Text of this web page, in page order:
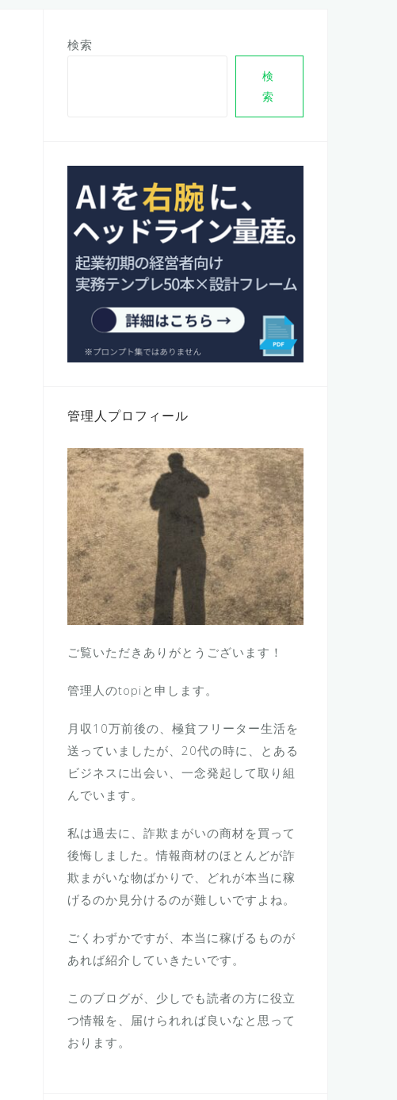
検索
検
索
管理人プロフィール
ご覧いただきありがとうございます！
管理人のtopiと申します。
月収10万前後の、極貧フリーター生活を
送っていましたが、20代の時に、とある
ビジネスに出会い、一念発起して取り組
んでいます。
私は過去に、詐欺まがいの商材を買って
後悔しました。情報商材のほとんどが詐
欺まがいな物ばかりで、どれが本当に稼
げるのか見分けるのが難しいですよね。
ごくわずかですが、本当に稼げるものが
あれば紹介していきたいです。
このブログが、少しでも読者の方に役立
つ情報を、届けられれば良いなと思って
おります。